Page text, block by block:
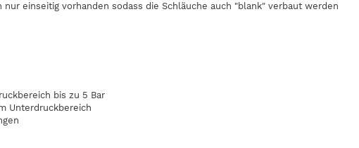
nur einseitig vorhanden sodass die Schläuche auch "blank" verbaut werden
bis zu 5 Bar
Unterdruckbereich